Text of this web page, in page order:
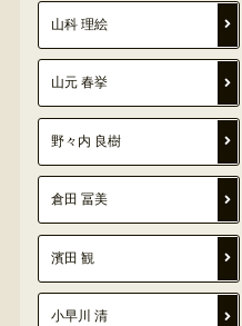
山科 理絵
山元 春挙
野々内 良樹
倉田 冨美
濱田 観
小早川 清